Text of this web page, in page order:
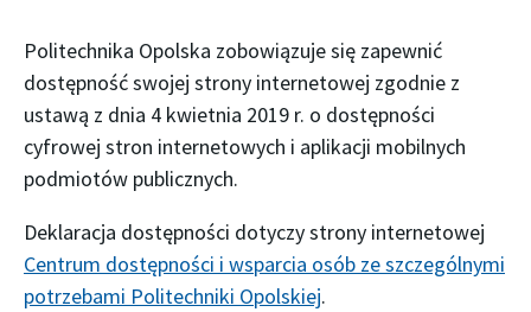
Politechnika Opolska zobowiązuje się zapewnić
dostępność swojej strony internetowej zgodnie z
ustawą z dnia 4 kwietnia 2019 r. o dostępności
cyfrowej stron internetowych i aplikacji mobilnych
podmiotów publicznych.
Deklaracja dostępności dotyczy strony internetowej
Centrum dostępności i wsparcia osób ze szczególnymi
potrzebami Politechniki Opolskiej.